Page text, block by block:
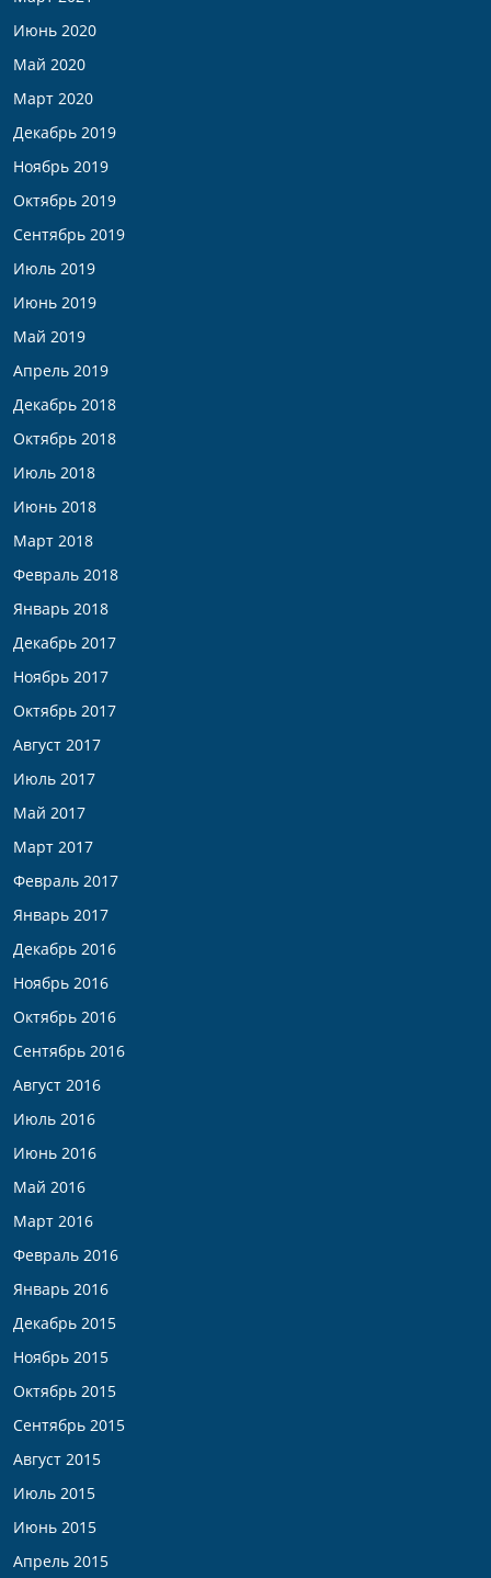
Июнь 2020
Май 2020
Март 2020
Декабрь 2019
Ноябрь 2019
Октябрь 2019
Сентябрь 2019
Июль 2019
Июнь 2019
Май 2019
Апрель 2019
Декабрь 2018
Октябрь 2018
Июль 2018
Июнь 2018
Март 2018
Февраль 2018
Январь 2018
Декабрь 2017
Ноябрь 2017
Октябрь 2017
Август 2017
Июль 2017
Май 2017
Март 2017
Февраль 2017
Январь 2017
Декабрь 2016
Ноябрь 2016
Октябрь 2016
Сентябрь 2016
Август 2016
Июль 2016
Июнь 2016
Май 2016
Март 2016
Февраль 2016
Январь 2016
Декабрь 2015
Ноябрь 2015
Октябрь 2015
Сентябрь 2015
Август 2015
Июль 2015
Июнь 2015
Апрель 2015